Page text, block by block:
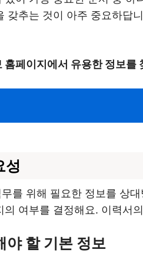
갖추는 것이 아주 중요하답
홈페이지에서 유용한 정보를
성
를 위해 필요한 정보를 상
의 여부를 결정해요. 이력서
야 할 기본 정보